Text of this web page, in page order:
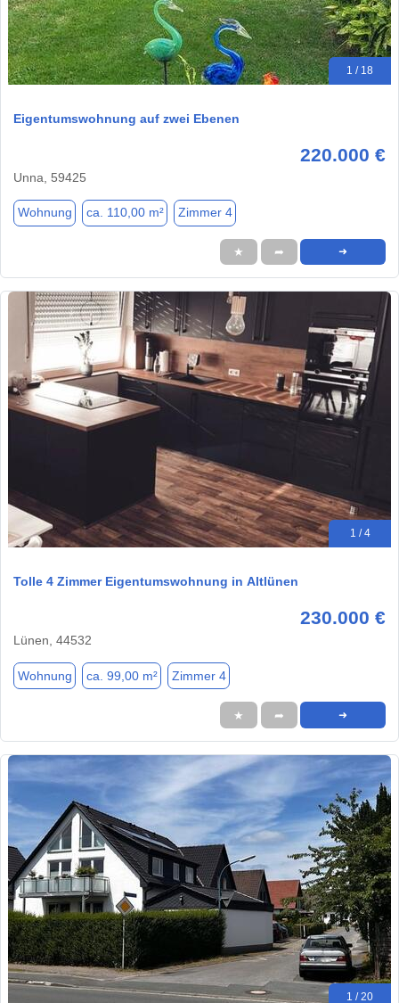
1 / 18
Eigentumswohnung auf zwei Ebenen
220.000 €
Unna, 59425
Wohnung ca. 110,00 m² Zimmer 4
★ ➦ ➜
1 / 4
Tolle 4 Zimmer Eigentumswohnung in Altlünen
230.000 €
Lünen, 44532
Wohnung ca. 99,00 m² Zimmer 4
★ ➦ ➜
1 / 20